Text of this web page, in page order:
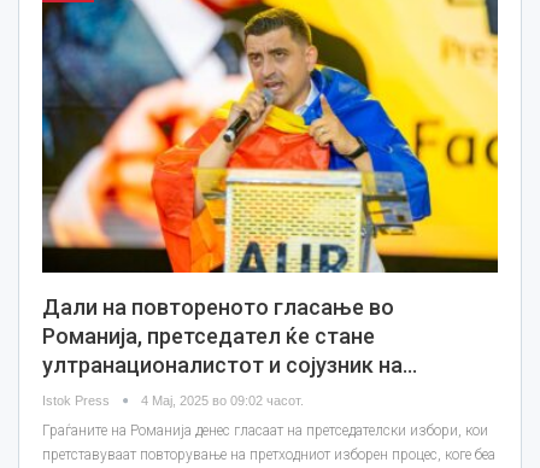
Дали на повтореното гласање во
Романија, претседател ќе стане
ултранационалистот и сојузник на…
Istok Press 4 Мај, 2025 во 09:02 часот.
Граѓаните на Романија денес гласаат на претседателски избори, кои
претставуваат повторување на претходниот изборен процес, коге беа